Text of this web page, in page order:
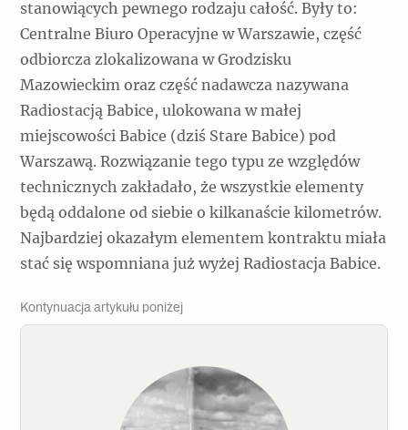
stanowiących pewnego rodzaju całość. Były to:
Centralne Biuro Operacyjne w Warszawie, część
odbiorcza zlokalizowana w Grodzisku
Mazowieckim oraz część nadawcza nazywana
Radiostacją Babice, ulokowana w małej
miejscowości Babice (dziś Stare Babice) pod
Warszawą. Rozwiązanie tego typu ze względów
technicznych zakładało, że wszystkie elementy
będą oddalone od siebie o kilkanaście kilometrów.
Najbardziej okazałym elementem kontraktu miała
stać się wspomniana już wyżej Radiostacja Babice.
Kontynuacja artykułu poniżej